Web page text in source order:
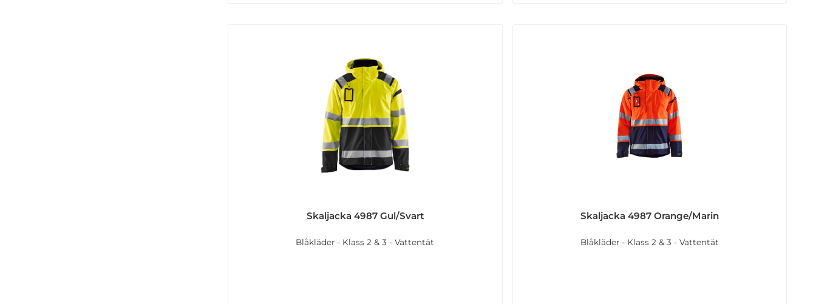
Skaljacka 4987 Gul/Svart
Blåkläder - Klass 2 & 3 - Vattentät
Skaljacka 4987 Orange/Marin
Blåkläder - Klass 2 & 3 - Vattentät